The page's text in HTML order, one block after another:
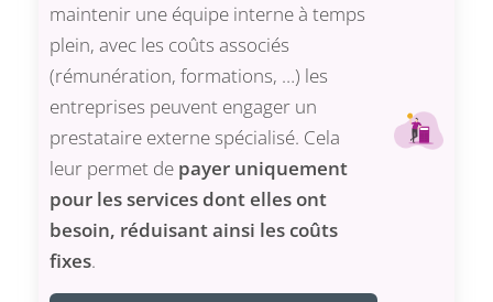
maintenir une équipe interne à temps
plein, avec les coûts associés
(rémunération, formations, …) les
entreprises peuvent engager un
prestataire externe spécialisé. Cela
leur permet de payer uniquement
pour les services dont elles ont
besoin, réduisant ainsi les coûts
fixes.